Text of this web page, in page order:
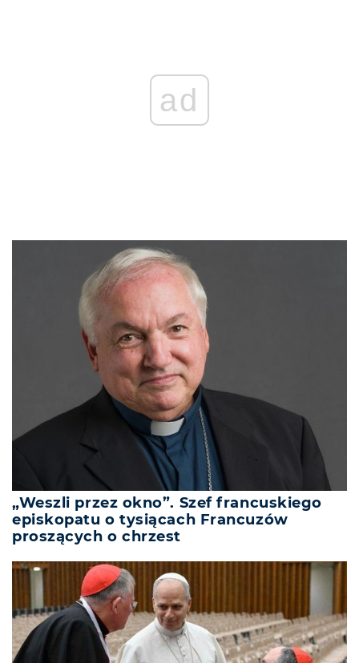
„Weszli przez okno”. Szef francuskiego
episkopatu o tysiącach Francuzów
proszących o chrzest